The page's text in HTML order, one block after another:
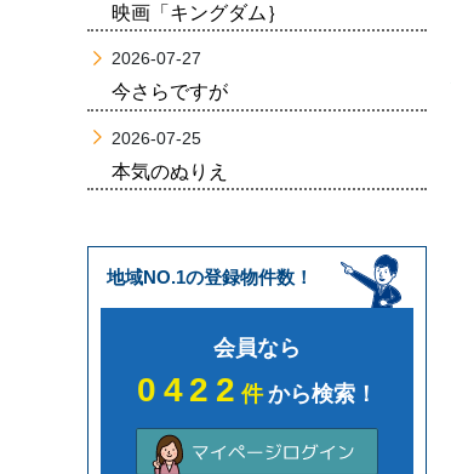
映画「キングダム｝
2026-07-27
今さらですが
2026-07-25
本気のぬりえ
地域NO.1の登録物件数！
会員なら
0422件から検索！